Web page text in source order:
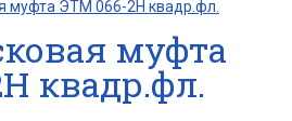
муфта ЭТМ 066-2Н квадр.фл.
муфта
квадр.фл.